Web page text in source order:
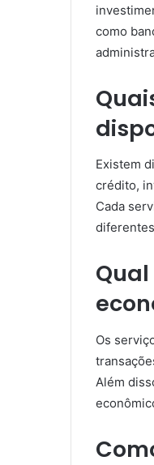
como
Existem
crédito,
Cada
Os
Além